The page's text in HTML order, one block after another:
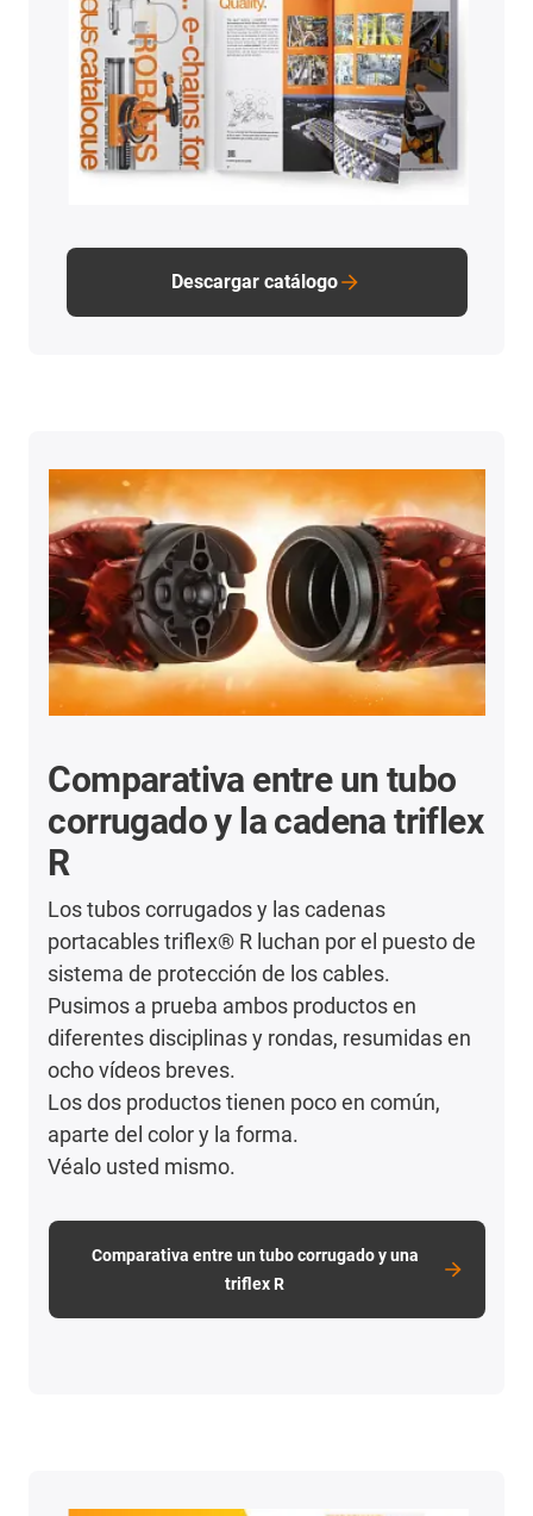
Descargar catálogo
Comparativa entre un tubo
corrugado y la cadena triflex
R
Los tubos corrugados y las cadenas
portacables triflex® R luchan por el puesto de
sistema de protección de los cables.
Pusimos a prueba ambos productos en
diferentes disciplinas y rondas, resumidas en
ocho vídeos breves.
Los dos productos tienen poco en común,
aparte del color y la forma.
Véalo usted mismo.
Comparativa entre un tubo corrugado y una
triflex R